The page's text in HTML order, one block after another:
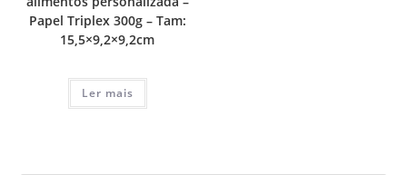
Papel Triplex 300g – Tam:
15,5×9,2×9,2cm
Ler mais